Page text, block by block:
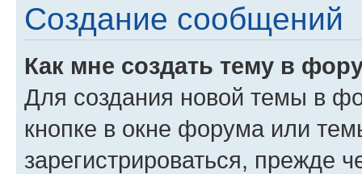
Создание сообщений
Как мне создать тему в
Для создания новой темы в
кнопке в окне форума или
зарегистрироваться, прежде